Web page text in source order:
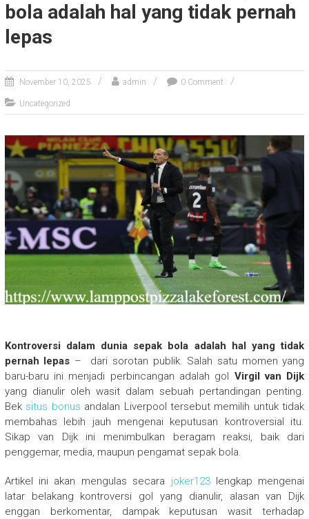
bola adalah hal yang tidak pernah
lepas
November 10, 2025 admin 0 Comment
Uncategorized
Kontroversi dalam dunia sepak bola adalah hal yang tidak
pernah lepas – dari sorotan publik. Salah satu momen yang
baru-baru ini menjadi perbincangan adalah gol Virgil van Dijk
yang dianulir oleh wasit dalam sebuah pertandingan penting.
Bek situs bonus andalan Liverpool tersebut memilih untuk tidak
membahas lebih jauh mengenai keputusan kontroversial itu.
Sikap van Dijk ini menimbulkan beragam reaksi, baik dari
penggemar, media, maupun pengamat sepak bola.
Artikel ini akan mengulas secara joker123lengkap mengenai
latar belakang kontroversi gol yang dianulir, alasan van Dijk
enggan berkomentar, dampak keputusan wasit terhadap